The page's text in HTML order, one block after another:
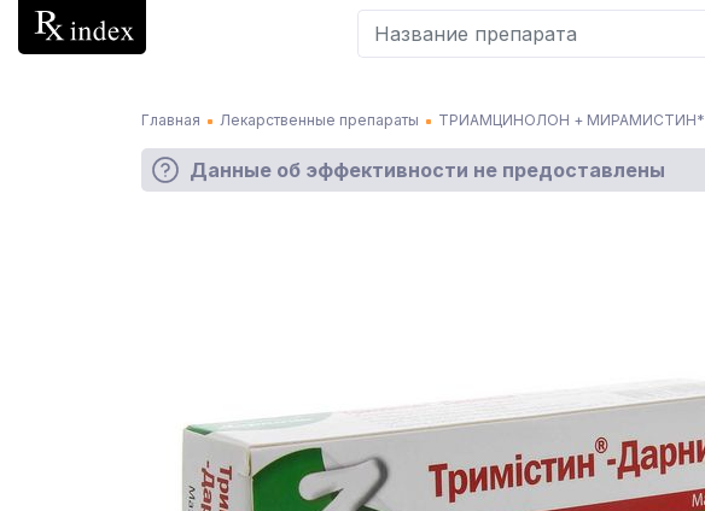
Главная Лекарственные препараты ТРИАМЦИНОЛОН + МИРАМИСТИН*
Данные об эффективности не предоставлены